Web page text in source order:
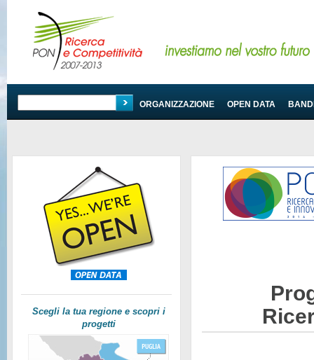
PROGRAMMA ORGANIZZAZIONE OPEN DATA
Scegli la tua regione e scopri i
progetti